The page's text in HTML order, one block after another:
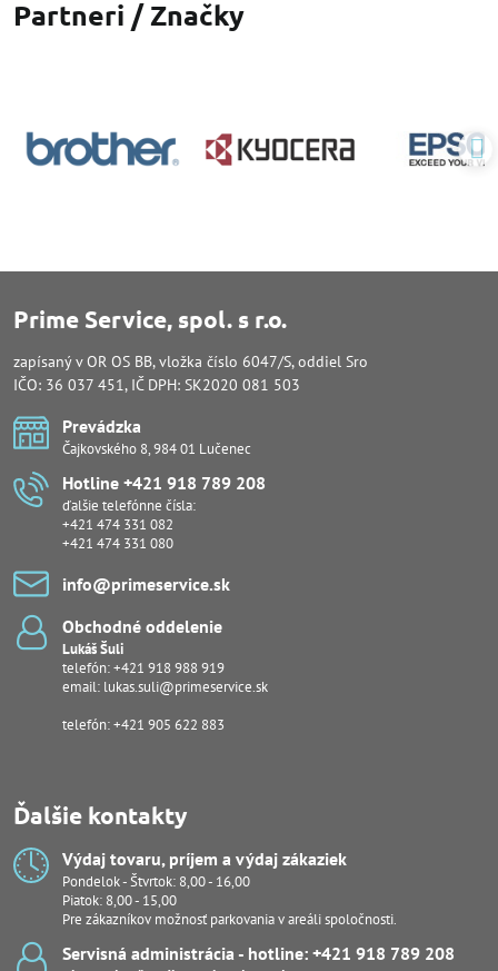
Partneri / Značky
Prime Service, spol. s r.o.
zapísaný v OR OS BB, vložka číslo 6047/S, oddiel Sro
IČO: 36 037 451, IČ DPH: SK2020 081 503
Prevádzka
Čajkovského 8, 984 01 Lučenec
Hotline +421 918 789 208
ďalšie telefónne čísla:
+421 474 331 082
+421 474 331 080
info​@primeservice​.sk
Obchodné oddelenie
Lukáš Šuli
telefón:+421 918 988 919
email: lukas.suli@primeservice.sk
telefón: +421 905 622 883
Ďalšie kontakty
Výdaj tovaru, príjem a výdaj zákaziek
Pondelok - Štvrtok: 8,00 - 16,00
Piatok: 8,00 - 15,00
Pre zákazníkov možnosť parkovania v areáli spoločnosti.
Servisná administrácia - hotline: +421 918 789 208